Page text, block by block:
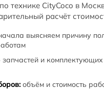
технике CityCoco в
расчёт
выясняем причину
запчастей и
объём и стоимость